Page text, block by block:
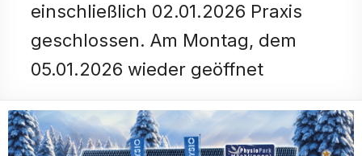
einschließlich 02.01.2026 Praxis
geschlossen. Am Montag, dem
05.01.2026 wieder geöffnet